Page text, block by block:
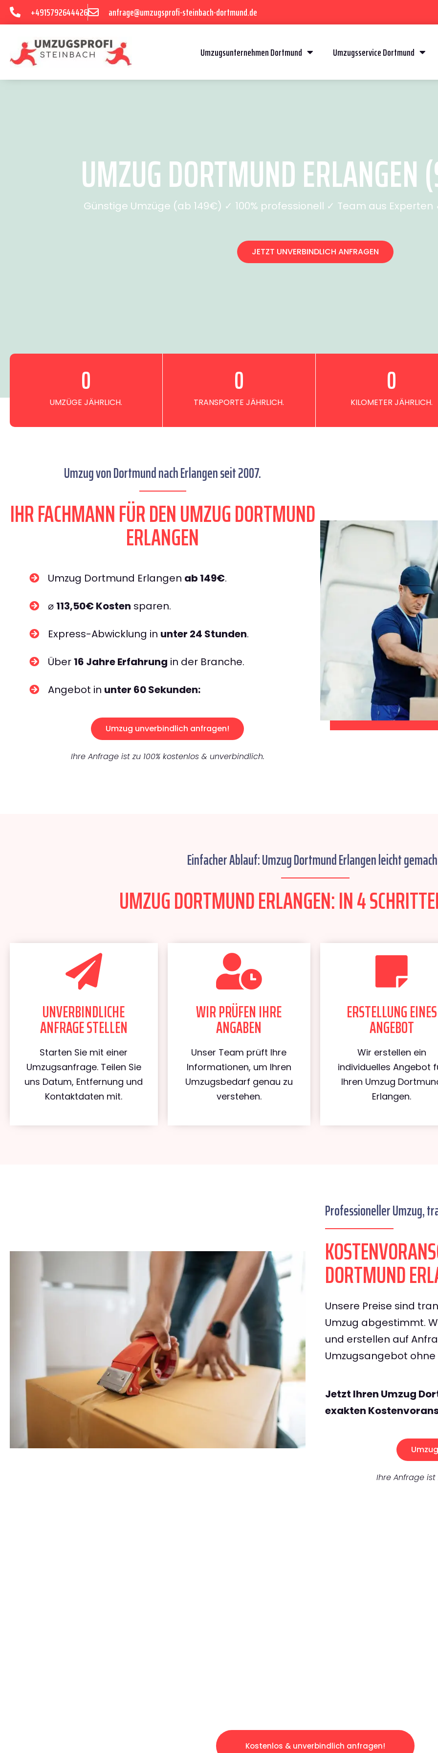
+4915792644426 anfrage@umzugsprofi-steinbach-dortmund.de
Umzugsunternehmen Dortmund Umzugsservice Dortmund
UMZUG DORTMUND
Günstige Umzüge (ab 149€) ✓ 100% professionell ✓ Team aus
JETZT UNVERBINDLICH ANFRAGEN
UMZÜGE JÄHRLICH.
0
TRANSPORTE JÄHRLICH.
0
KILOMETER JÄHRLICH.
0
Umzug von Dortmund nach Erlangen seit 2007.
IHR FACHMANN FÜR DEN UMZUG DORTMUND
ERLANGEN
Umzug Dortmund Erlangen ab 149€.
⌀ 113,50€ Kosten sparen.
Express-Abwicklung in unter 24 Stunden.
Über 16 Jahre Erfahrung in der Branche.
Angebot in unter 60 Sekunden:
Umzug unverbindlich anfragen!
Ihre Anfrage ist zu 100% kostenlos & unverbindlich.
Einfacher Ablauf: Umzug Dortmund Erlangen leicht
UMZUG DORTMUND ERLANGEN: IN 4
UNVERBINDLICHE
ANFRAGE STELLEN
Starten Sie mit einer
Umzugsanfrage. Teilen Sie
uns Datum, Entfernung und
Kontaktdaten mit.
WIR PRÜFEN IHRE
ANGABEN
Unser Team prüft Ihre
Informationen, um Ihren
Umzugsbedarf genau zu
verstehen.
ERSTELLUNG EINES
ANGEBOT
Wir erstellen ein
individuelles Angebot
Ihren Umzug
Erlangen.
Professioneller Umzug,
DORTMUND
Unsere Preise sind
Umzug abgestimmt.
und erstellen auf
Umzugsangebot
Jetzt Ihren Umzug
exakten
Ihre Anfrage ist
Kostenlos & unverbindlich anfragen!